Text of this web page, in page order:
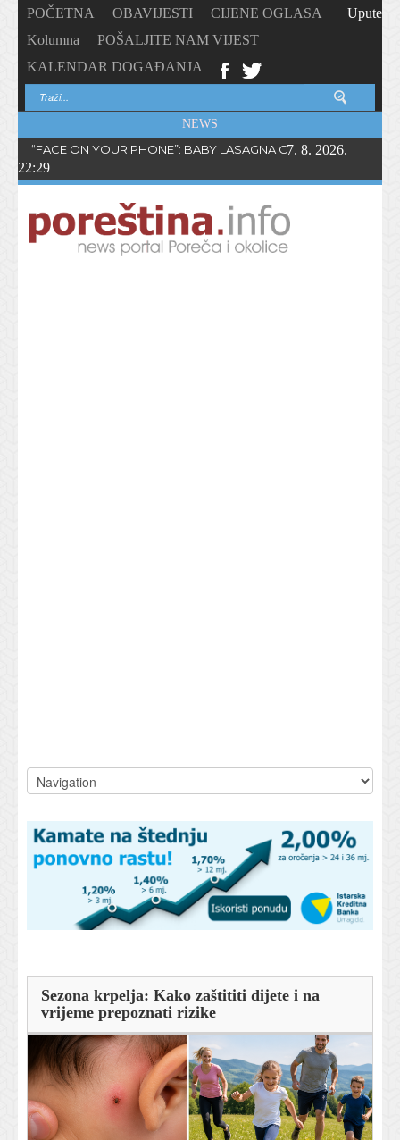
POČETNA OBAVIJESTI
CIJENE OGLASA
Kolumna
POŠALJITE NAM VIJEST
KALENDAR DOGAĐANJA
Upute
NEWS
“FACE ON YOUR PHONE”: BABY LASAGNA OBJAVIO NOVI
7. 8. 2026.
22:29
Sezona krpelja: Kako zaštititi dijete i na
vrijeme prepoznati rizike